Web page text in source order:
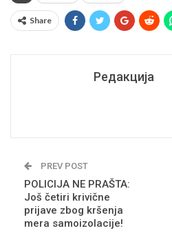
Share
Редакција
PREV POST
POLICIJA NE PRAŠTA:
Još četiri krivične
prijave zbog kršenja
mera samoizolacije!